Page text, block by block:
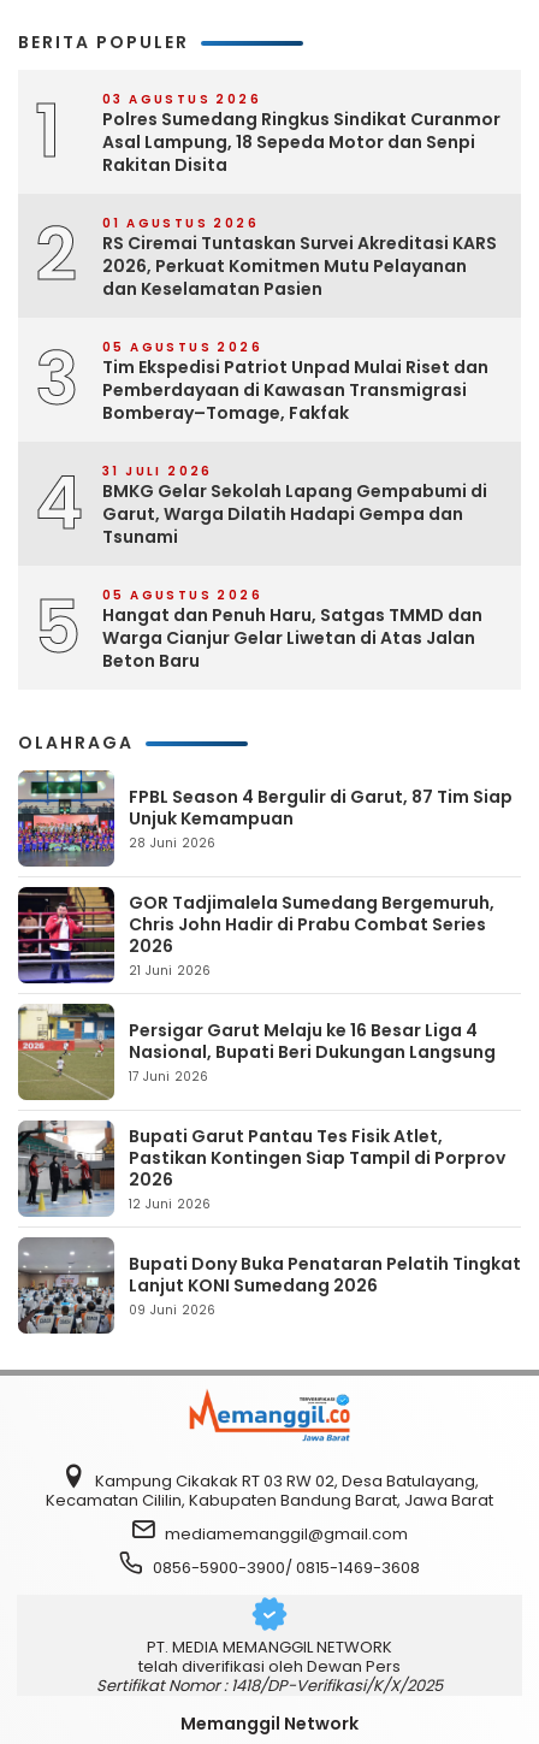
BERITA POPULER
1 03 AGUSTUS 2026
Polres Sumedang Ringkus Sindikat Curanmor
Asal Lampung, 18 Sepeda Motor dan Senpi
Rakitan Disita
2 01 AGUSTUS 2026
RS Ciremai Tuntaskan Survei Akreditasi KARS
2026, Perkuat Komitmen Mutu Pelayanan
dan Keselamatan Pasien
3 05 AGUSTUS 2026
Tim Ekspedisi Patriot Unpad Mulai Riset dan
Pemberdayaan di Kawasan Transmigrasi
Bomberay–Tomage, Fakfak
4 31 JULI 2026
BMKG Gelar Sekolah Lapang Gempabumi di
Garut, Warga Dilatih Hadapi Gempa dan
Tsunami
5 05 AGUSTUS 2026
Hangat dan Penuh Haru, Satgas TMMD dan
Warga Cianjur Gelar Liwetan di Atas Jalan
Beton Baru
OLAHRAGA
FPBL Season 4 Bergulir di Garut, 87 Tim Siap
Unjuk Kemampuan
28 Juni 2026
GOR Tadjimalela Sumedang Bergemuruh,
Chris John Hadir di Prabu Combat Series
2026
21 Juni 2026
Persigar Garut Melaju ke 16 Besar Liga 4
Nasional, Bupati Beri Dukungan Langsung
17 Juni 2026
Bupati Garut Pantau Tes Fisik Atlet,
Pastikan Kontingen Siap Tampil di Porprov
2026
12 Juni 2026
Bupati Dony Buka Penataran Pelatih Tingkat
Lanjut KONI Sumedang 2026
09 Juni 2026
Kampung Cikakak RT 03 RW 02, Desa Batulayang,
Kecamatan Cililin, Kabupaten Bandung Barat, Jawa Barat
mediamemanggil@gmail.com
0856-5900-3900/ 0815-1469-3608
PT. MEDIA MEMANGGIL NETWORK
telah diverifikasi oleh Dewan Pers
Sertifikat Nomor : 1418/DP-Verifikasi/K/X/2025
Memanggil Network